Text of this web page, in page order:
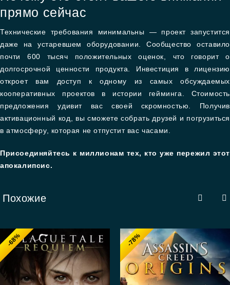
прямо сейчас
Технические требования минимальны — проект запустится
даже на устаревшем оборудовании. Сообщество оставило
почти 600 тысяч положительных оценок, что говорит о
долгосрочной ценности продукта. Инвестиция в лицензию
откроет вам доступ к одному из самых обсуждаемых
кооперативных проектов в истории гейминга. Стоимость
предложения удивит вас своей скромностью. Получив
активационный код, вы сможете собрать друзей и погрузиться
в атмосферу, которая не отпустит вас часами.
Присоединяйтесь к миллионам тех, кто уже пережил этот
апокалипсис.
Похожие
-68% -78%